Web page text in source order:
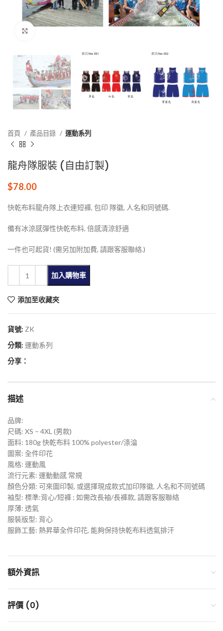
首頁 產品目錄 運動系列
龍舟隊服裝 (自由訂製)
$78.00
快乾布料龍舟隊上衣連短褲, 包印 隊徽, 人名和同號碼.
備有冰涼感彈性快乾布料, 倍感清涼舒適
一件也可起貨! (需另加附加費, 請跟客服聯絡.)
加入購物車
添加至收藏夾
貨號: ZK
分類: 運動系列
分享：
描述
品牌:
尺碼: XS – 4XL (男款)
面料: 180g 快乾布料 100% polyester/涤淪
圖案: 全件印花
風格: 運動風
流行元素: 運動動感 常規
顏色分類: 可來圖印製, 或選擇現成款式加印隊徽, 人名和不同號碼
袖型: 標準:背心/短褲 ; 如需改長袖/長褲款, 請跟客服聯絡
厚薄: 透氣
服裝版型: 背心
服飾工藝: 熱昇華全件印花, 能夠保持快乾布料透氣排汗
額外資訊
評價 (0)